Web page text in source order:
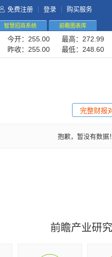
免费注册 登录 购买服务
智慧招商系统 前瞻图表库
今开： 255.00 最高： 272.99
昨收： 255.00 最低： 248.60
完整财报
抱歉，暂没有数据！
前瞻产业研